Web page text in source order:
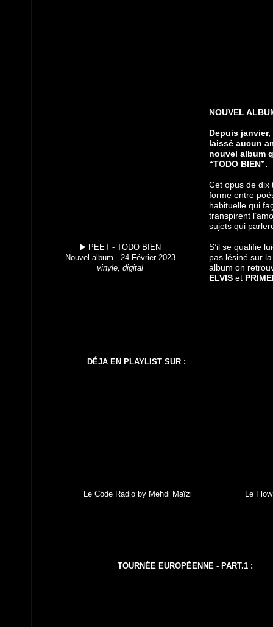
▶️ PEET - TODO BIEN
Nouvel album - 24 Février 2023
vinyle, digital
NOUVEL
Depuis janvier,
laissé aucun
nouvel album
“TODO BIEN”.
Cet opus de
forme entre
habituelle qui
transpirent
sujets qui
S’il se qualifie
pas lésiné sur
album on
ELVIS et
DÉJA EN PLAYLIST SUR :
Le Code Radio by Mehdi Maïzi Le
TOURNÉE EUROPÉENNE - PART.1 :